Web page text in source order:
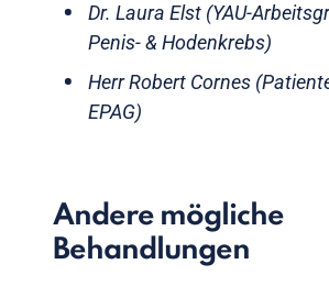
Dr. Laura Elst (YAU-
Penis- & Hodenkrebs)
Herr Robert Cornes
EPAG)
Andere mögliche
Behandlungen